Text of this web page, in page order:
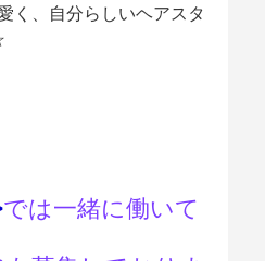
く、自分らしいヘアスタ
では一緒に働いて